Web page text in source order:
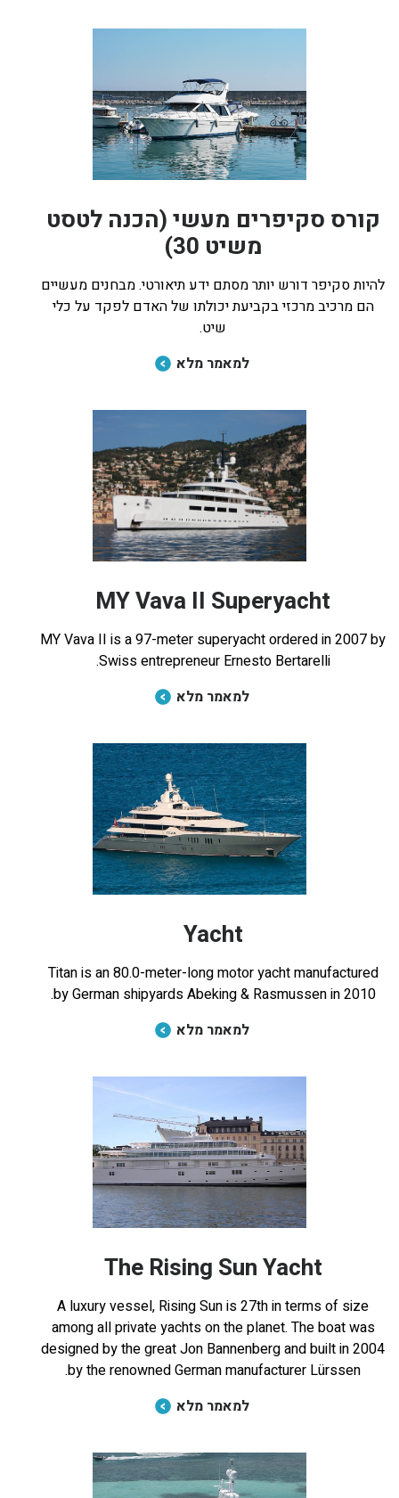
קורס סקיפרים מעשי (הכנה לטסט
משיט 30)
להיות סקיפר דורש יותר מסתם ידע תיאורטי. מבחנים מעשיים
הם מרכיב מרכזי בקביעת יכולתו של האדם לפקד על כלי
שיט.
למאמר מלא
MY Vava II Superyacht
MY Vava II is a 97-meter superyacht ordered in 2007 by
Swiss entrepreneur Ernesto Bertarelli.
למאמר מלא
Yacht
Titan is an 80.0-meter-long motor yacht manufactured
by German shipyards Abeking & Rasmussen in 2010.
למאמר מלא
The Rising Sun Yacht
A luxury vessel, Rising Sun is 27th in terms of size
among all private yachts on the planet. The boat was
designed by the great Jon Bannenberg and built in 2004
by the renowned German manufacturer Lürssen.
למאמר מלא